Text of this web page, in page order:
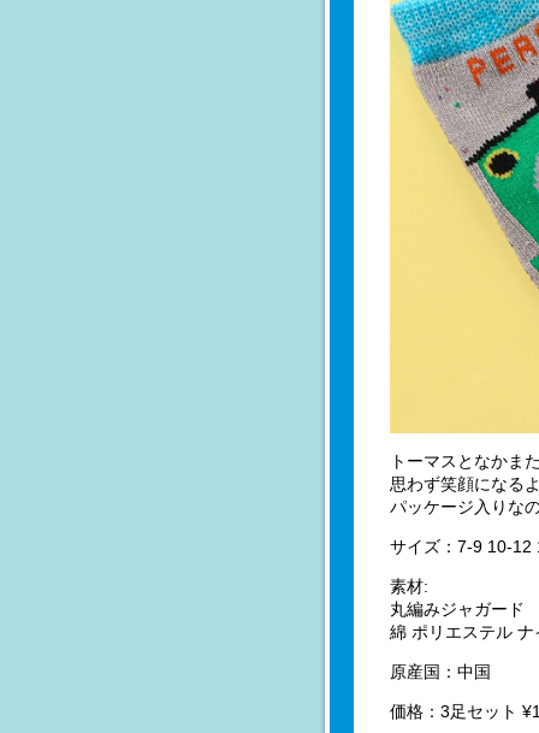
トーマスとなかま
思わず笑顔になる
パッケージ入りな
サイズ：7-9 10-12
素材:
丸編みジャガード
綿 ポリエステル
原産国：中国
価格：3足セット